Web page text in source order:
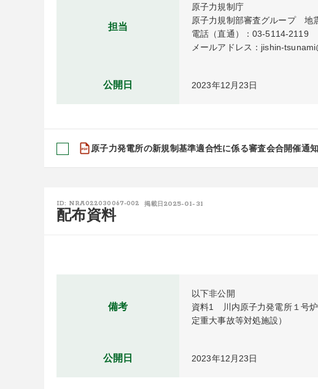
担当
原子力規制庁
原子力規制部審査グループ　地
電話（直通）：03-5114-2119
メールアドレス：jishin-
公開日 2023年12月23日
原子力発電所の新規制基準適合性に係る審査会合開催通
ID: NRA022030067-002 掲載日 2025-01-31
配布資料
備考
以下非公開
資料1　川内原子力発電所１号
定重大事故等対処施設）
公開日 2023年12月23日